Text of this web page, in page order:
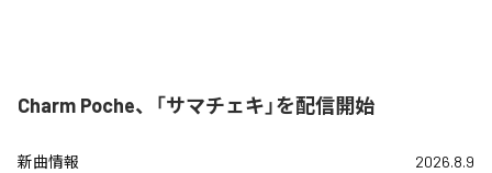
Charm Poche、「サマチェキ」を配信開始
新曲情報 2026.8.9